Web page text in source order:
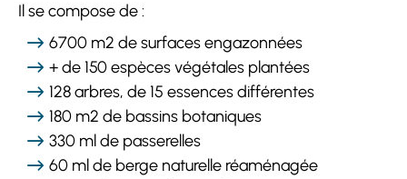
Il se compose de :
6700 m2 de surfaces engazonnées
+ de 150 espèces végétales plantées
128 arbres, de 15 essences différentes
180 m2 de bassins botaniques
330 ml de passerelles
60 ml de berge naturelle réaménagée